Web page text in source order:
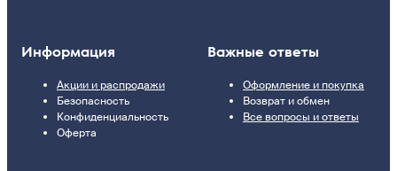
Информация
Акции и распродажи
Безопасность
Конфиденциальность
Оферта
Важные ответы
Оформление и покупка
Возврат и обмен
Все вопросы и ответы